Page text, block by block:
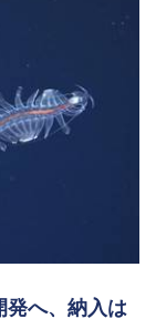
へ、納入は